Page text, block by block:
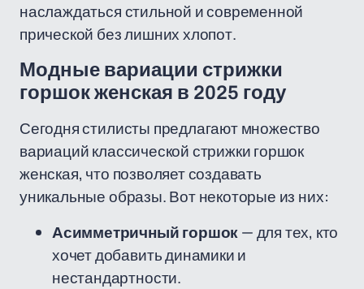
наслаждаться стильной и современной
прической без лишних хлопот.
Модные вариации стрижки
горшок женская в 2025 году
Сегодня стилисты предлагают множество
вариаций классической стрижки горшок
женская, что позволяет создавать
уникальные образы. Вот некоторые из них:
Асимметричный горшок— для тех, кто
хочет добавить динамики и
нестандартности.